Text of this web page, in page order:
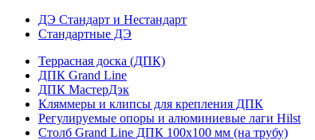
ДЭ Стандарт и Нестандарт
Стандартные ДЭ
Террасная доска (ДПК)
ДПК Grand Line
ДПК МастерДэк
Кляммеры и клипсы для крепления ДПК
Регулируемые опоры и алюминиевые лаги Hilst
Столб Grand Line ДПК 100х100 мм (на трубу)